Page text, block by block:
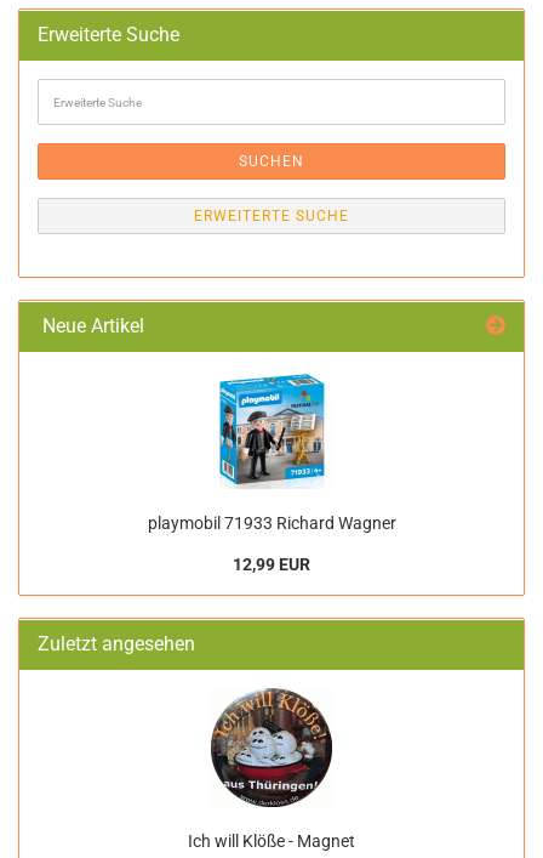
Erweiterte Suche
Suche
SUCHEN
ERWEITERTE SUCHE
Neue Artikel
playmobil 71933 Richard Wagner
12,99 EUR
Zuletzt angesehen
Ich will Klöße - Magnet